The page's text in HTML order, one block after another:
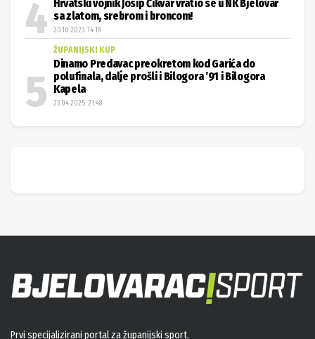
Hrvatski vojnik Josip Čikvar vratio se u NK Bjelovar
sa zlatom, srebrom i broncom!
20.10.2023. 14:18
ŽUPANIJSKI KUP
Dinamo Predavac preokretom kod Garića do
polufinala, dalje prošli i Bilogora ’91 i Bilogora
Kapela
23.04.2025. 21:48
Prvi specijalizirani portal za županijski sport.